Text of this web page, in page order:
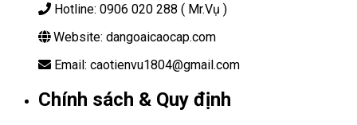
Hotline: 0906 020 288 ( Mr.Vụ )
Website: dangoaicaocap.com
Email: caotienvu1804@gmail.com
Chính sách & Quy định